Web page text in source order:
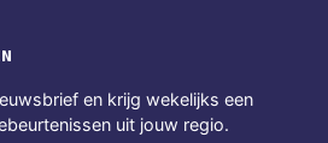
en krijg wekelijks een
uit jouw regio.